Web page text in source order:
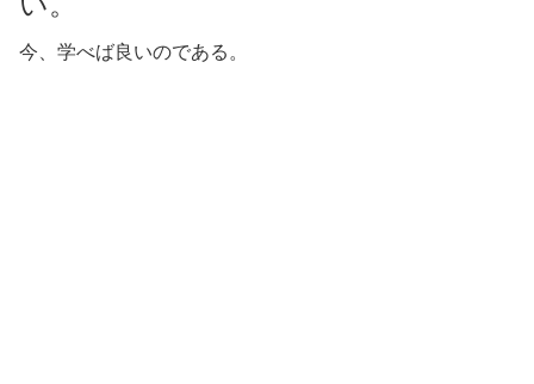
今、学べば良いのである。